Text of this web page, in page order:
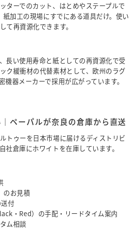
ターでのカット、はとめやステープルで
加工の現場にすでにある道具だけ。使い
て再資源化できます。
長い使用寿命と紙としての再資源化で受
ク緩衝材の代替素材として、欧州のラグ
機器メーカーで採用が広がっています。
ペーパルが奈良の倉庫から直送
トゥーを日本市場に届けるディストリビ
社倉庫にホワイトを在庫しています。
のお見積
付
・Red）の手配・リードタイム案内
ム相談